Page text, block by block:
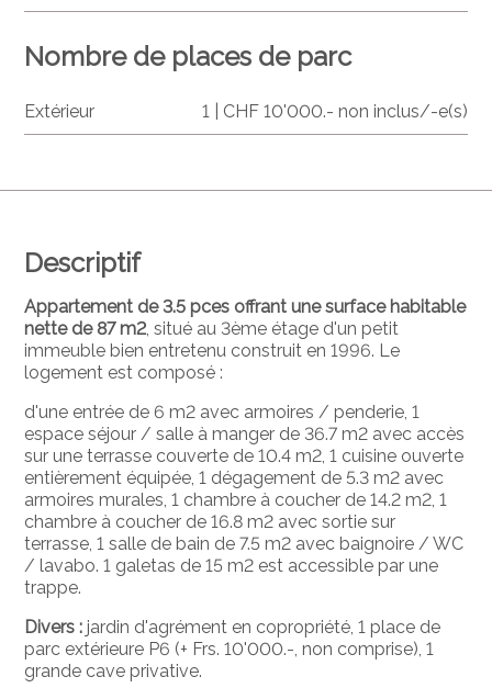
Descriptif
Appartement de 3.5 pces offrant une surface habitable
nette de 87 m2 , situé au 3ème étage d'un petit
immeuble bien entretenu construit en 1996. Le
logement est composé :
d'une entrée de 6 m2 avec armoires / penderie, 1
espace séjour / salle à manger de 36.7 m2 avec accès
sur une terrasse couverte de 10.4 m2, 1 cuisine ouverte
entièrement équipée, 1 dégagement de 5.3 m2 avec
armoires murales, 1 chambre à coucher de 14.2 m2, 1
chambre à coucher de 16.8 m2 avec sortie sur
terrasse, 1 salle de bain de 7.5 m2 avec baignoire / WC
/ lavabo. 1 galetas de 15 m2 est accessible par une
trappe.
Divers :jardin d'agrément en copropriété, 1 place de
parc extérieure P6 (+ Frs. 10'000.-, non comprise), 1
grande cave privative.
Nombre de places de parc
Extérieur 1 | CHF 10'000.- non inclus/-e(s)